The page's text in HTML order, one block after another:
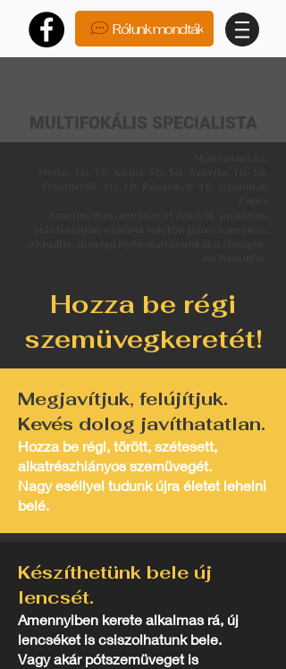
Rólunk mondták
MULTIFOKÁLIS SPECIALISTA
Hozza be régi
szemüvegkeretét!
Megjavítjuk, felújítjuk.
Kevés dolog javíthatatlan.
Hozza be régi, törött, szétesett,
alkatrészhiányos szemüvegét.
Nagy eséllyel tudunk újra életet lehelni
belé.
Készíthetünk bele új
lencsét.
Amennyiben kerete alkalmas rá, új
lencséket is csiszolhatunk bele.
Vagy akár pótszemüveget is